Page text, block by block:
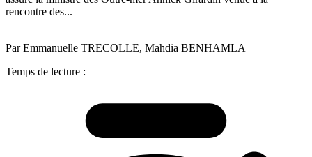
rencontre des...
Par Emmanuelle TRECOLLE, Mahdia BENHAMLA
Temps de lecture :